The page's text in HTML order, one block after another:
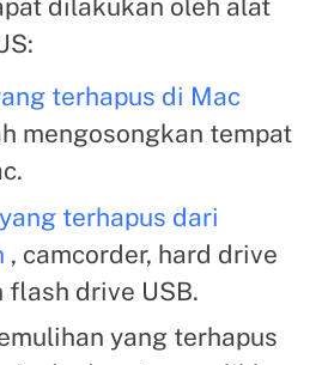
dilakukan oleh alat
terhapus di Mac
mengosongkan tempat
terhapus dari
, camcorder, hard drive
flash drive USB.
yang terhapus